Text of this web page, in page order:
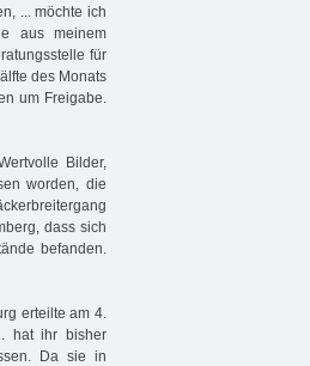
... möchte ich
aus meinem
für
des Monats
um Freigabe.
Bilder,
worden, die
dass sich
befanden.
erteilte am 4.
hat ihr bisher
Da sie in